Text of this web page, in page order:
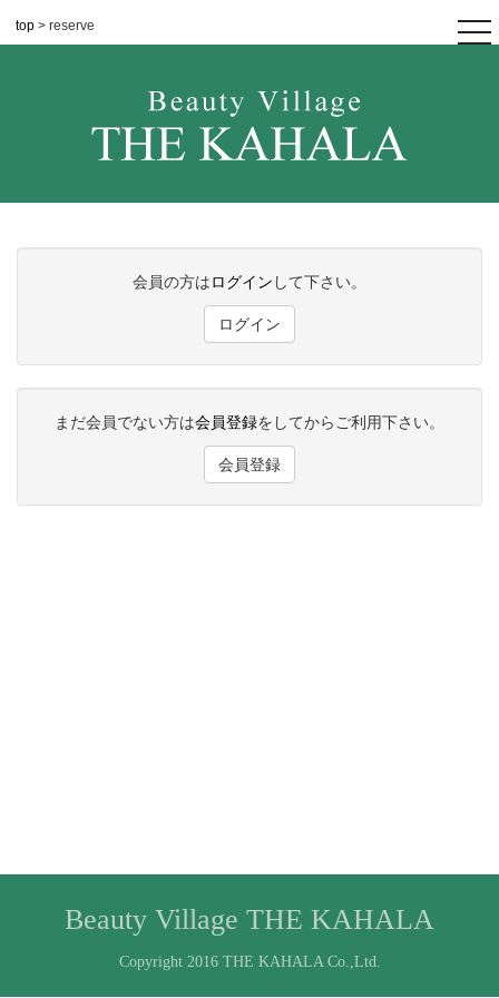
top > reserve
会員の方はログイン して下さい。
ログイン
まだ会員でない方は会員登録をしてからご利用下さい。
会員登録
Beauty Village THE KAHALA
Copyright 2016 THE KAHALA Co.,Ltd.